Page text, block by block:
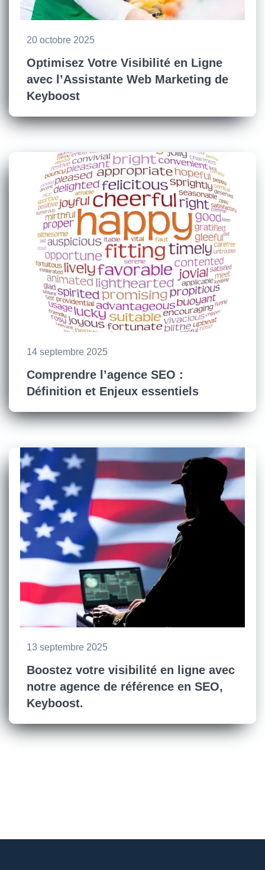
20 octobre 2025
Optimisez Votre Visibilité en Ligne
avec l’Assistante Web Marketing de
Keyboost
14 septembre 2025
Comprendre l’agence SEO :
Définition et Enjeux essentiels
13 septembre 2025
Boostez votre visibilité en ligne avec
notre agence de référence en SEO,
Keyboost.